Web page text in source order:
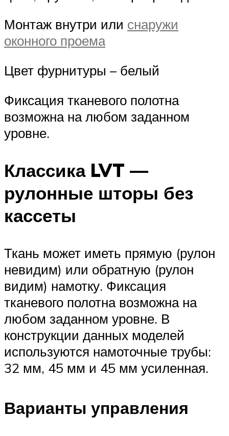
Монтаж внутри или снаружи
оконного проема
Цвет фурнитуры – белый
Фиксация тканевого полотна
возможна на любом заданном
уровне.
Классика LVT —
рулонные шторы без
кассеты
Ткань может иметь прямую (рулон
невидим) или обратную (рулон
видим) намотку. Фиксация
тканевого полотна возможна на
любом заданном уровне. В
конструкции данных моделей
используются намоточные трубы:
32 мм, 45 мм и 45 мм усиленная.
Варианты управления